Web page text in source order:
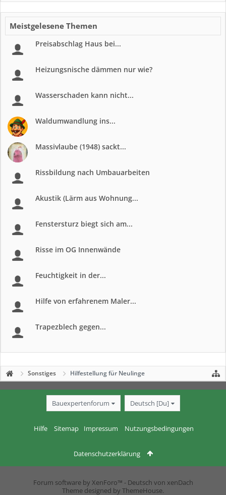
Meistgelesene Themen
Preisabschlag Haus bei...
Heizungsnische dämmen nur wie?
Wasserschaden kann nicht...
Waldumwandlung ins...
Massivlaube (1948) sackt...
Rissbildung nach Umbauarbeiten
Akustik (Lärm aus Wohnung...
Fenstersturz biegt sich am...
Risse im OG Innenwände
Feuchtigkeit in der...
Hilfe von erfahrenem Maler...
Trapezblech gegen...
Sonstiges Hilfestellung für Neulinge
Bauexpertenforum Deutsch [Du]
Hilfe Sitemap Impressum Nutzungsbedingungen
Datenschutzerklärung
Forum software by XenForo™ - Deutsch von xenDach
Theme designed by ThemeHouse.